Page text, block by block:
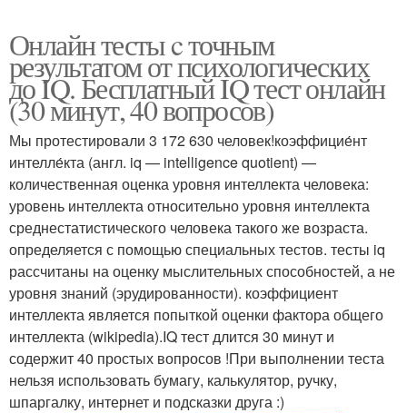
Онлайн тесты c точным
результатом от психологических
до IQ. Бесплатный IQ тест онлайн
(30 минут, 40 вопросов)
Мы протестировали 3 172 630 человек!коэффицие́нт
интелле́кта (англ. iq — intelligence quotient) —
количественная оценка уровня интеллекта человека:
уровень интеллекта относительно уровня интеллекта
среднестатистического человека такого же возраста.
определяется с помощью специальных тестов. тесты iq
рассчитаны на оценку мыслительных способностей, а не
уровня знаний (эрудированности). коэффициент
интеллекта является попыткой оценки фактора общего
интеллекта (wikipedia).IQ тест длится 30 минут и
содержит 40 простых вопросов !При выполнении теста
нельзя использовать бумагу, калькулятор, ручку,
шпаргалку, интернет и подсказки друга :)